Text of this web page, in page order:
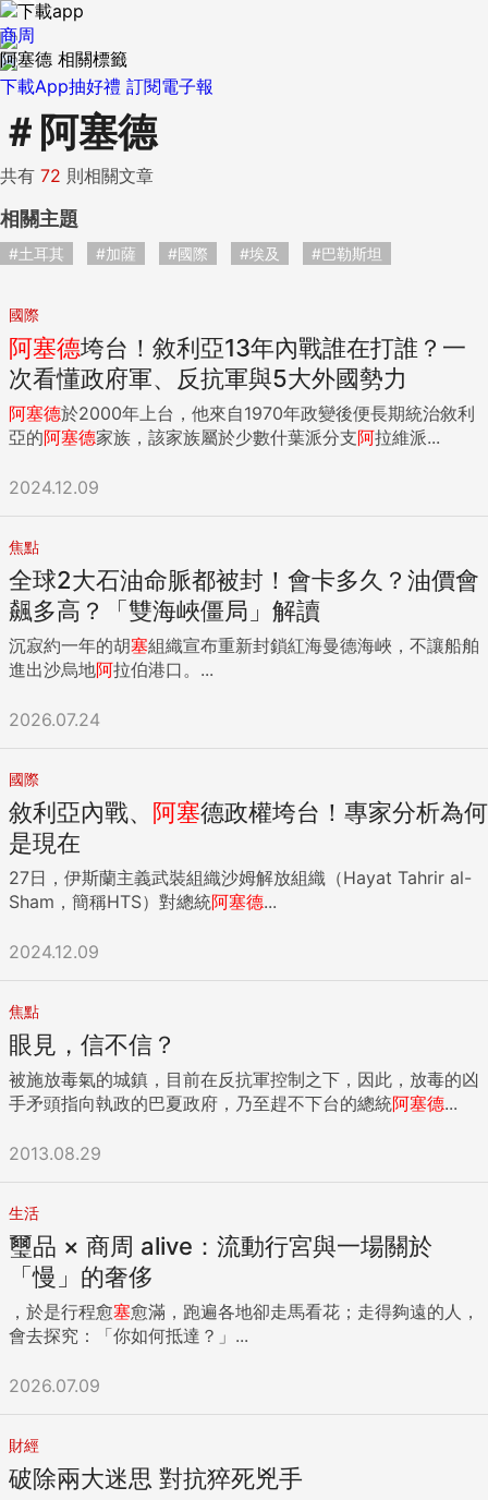
下載App抽好禮 訂閱電子報
商周
阿塞德 相關標籤
＃ 阿塞德
共有 72 則相關文章
相關主題
#土耳其 #加薩 #國際 #埃及 #巴勒斯坦
國際
阿塞德垮台！敘利亞13年內戰誰在打誰？一
次看懂政府軍、反抗軍與5大外國勢力
阿塞德於2000年上台，他來自1970年政變後便長期統治敘利
亞的阿塞德家族，該家族屬於少數什葉派分支阿拉維派...
2024.12.09
焦點
全球2大石油命脈都被封！會卡多久？油價會
飆多高？「雙海峽僵局」解讀
沉寂約一年的胡塞組織宣布重新封鎖紅海曼德海峽，不讓船舶
進出沙烏地阿拉伯港口。...
2026.07.24
國際
敘利亞內戰、 阿塞德政權垮台！專家分析為何
是現在
27日，伊斯蘭主義武裝組織沙姆解放組織（Hayat Tahrir al-
Sham，簡稱HTS）對總統阿塞德...
2024.12.09
焦點
眼見，信不信？
被施放毒氣的城鎮，目前在反抗軍控制之下，因此，放毒的凶
手矛頭指向執政的巴夏政府，乃至趕不下台的總統阿塞德...
2013.08.29
生活
璽品 × 商周 alive：流動行宮與一場關於
「慢」的奢侈
，於是行程愈塞愈滿，跑遍各地卻走馬看花；走得夠遠的人，
會去探究：「你如何抵達？」...
2026.07.09
財經
破除兩大迷思 對抗猝死兇手